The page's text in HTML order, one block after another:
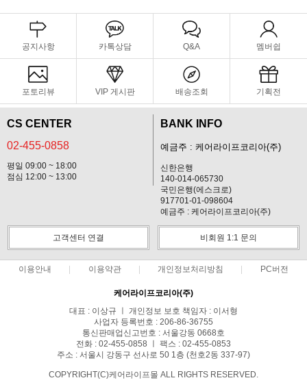
공지사항 카톡상담 Q&A 멤버쉽
포토리뷰 VIP 게시판 배송조회 기획전
CS CENTER
02-455-0858
평일 09:00 ~ 18:00
점심 12:00 ~ 13:00
BANK INFO
예금주 : 케어라이프코리아(주)
신한은행
140-014-065730
국민은행(에스크로)
917701-01-098604
예금주 : 케어라이프코리아(주)
고객센터 연결 비회원 1:1 문의
이용안내 이용약관 개인정보처리방침 PC버전
케어라이프코리아(주)
대표 : 이상규 ㅣ 개인정보 보호 책임자 : 이서형
사업자 등록번호 : 206-86-36755
통신판매업신고번호 : 서울강동 0668호
전화 : 02-455-0858 ㅣ 팩스 : 02-455-0853
주소 : 서울시 강동구 선사로 50 1층 (천호2동 337-97)
COPYRIGHT(C)케어라이프몰 ALL RIGHTS RESERVED.